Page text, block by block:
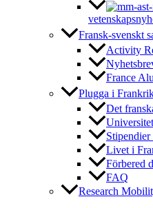
Fransk-svenskt
Activity
France
Plugga i
Det
Livet i
Förbered
FAQ
Research